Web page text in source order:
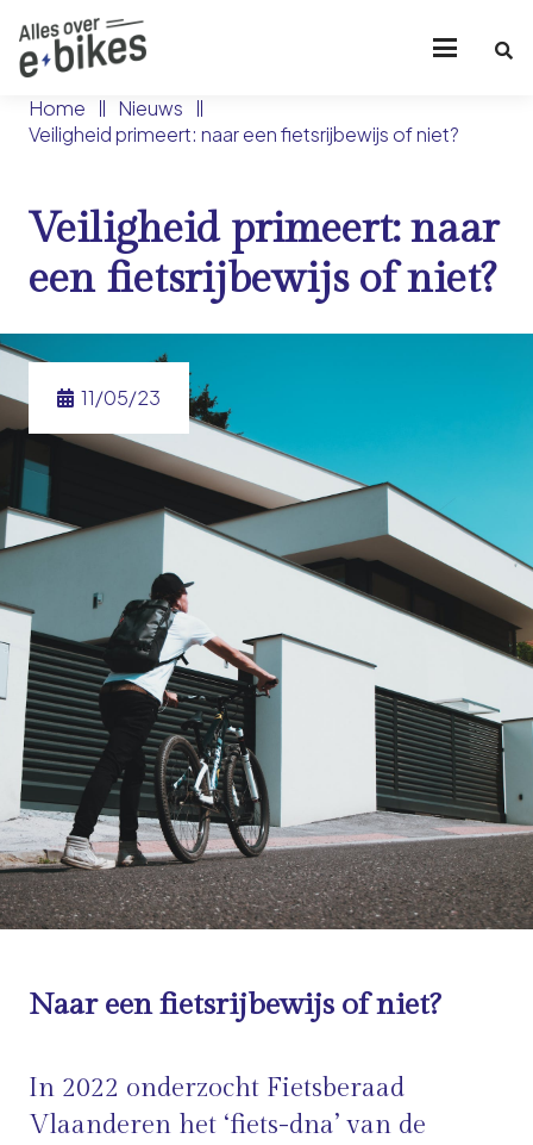
Home
Nieuws
Veiligheid primeert: naar een fietsrijbewijs of niet?
Veiligheid primeert: naar
een fietsrijbewijs of niet?
11/05/23
Naar een fietsrijbewijs of niet?
In 2022 onderzocht Fietsberaad
Vlaanderen het ‘fiets-dna’ van de